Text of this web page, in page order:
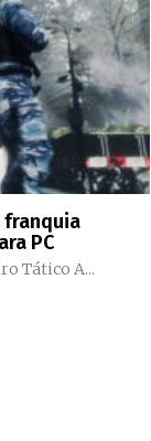
franquia
PC
A Franquia Ghost Recon: 25 Anos de Tiro Tático A...